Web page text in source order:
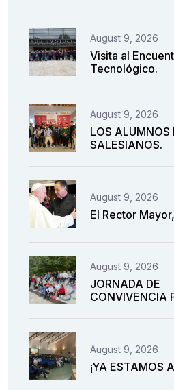
August 9, 2026
Visita al
Tecnológico.
August 9, 2026
LOS ALUMNOS
SALESIANOS.
August 9, 2026
El Rector
August 9, 2026
JORNADA DE
CONVIVENCIA
August 9, 2026
¡YA ESTAMOS